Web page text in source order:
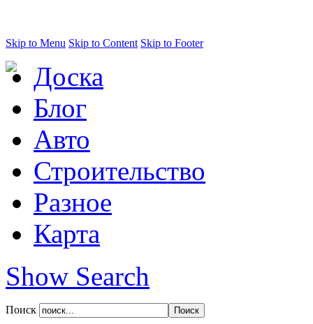
Skip to Menu Skip to Content Skip to Footer
Доска
Блог
Авто
Строительство
Разное
Карта
Show Search
Поиск